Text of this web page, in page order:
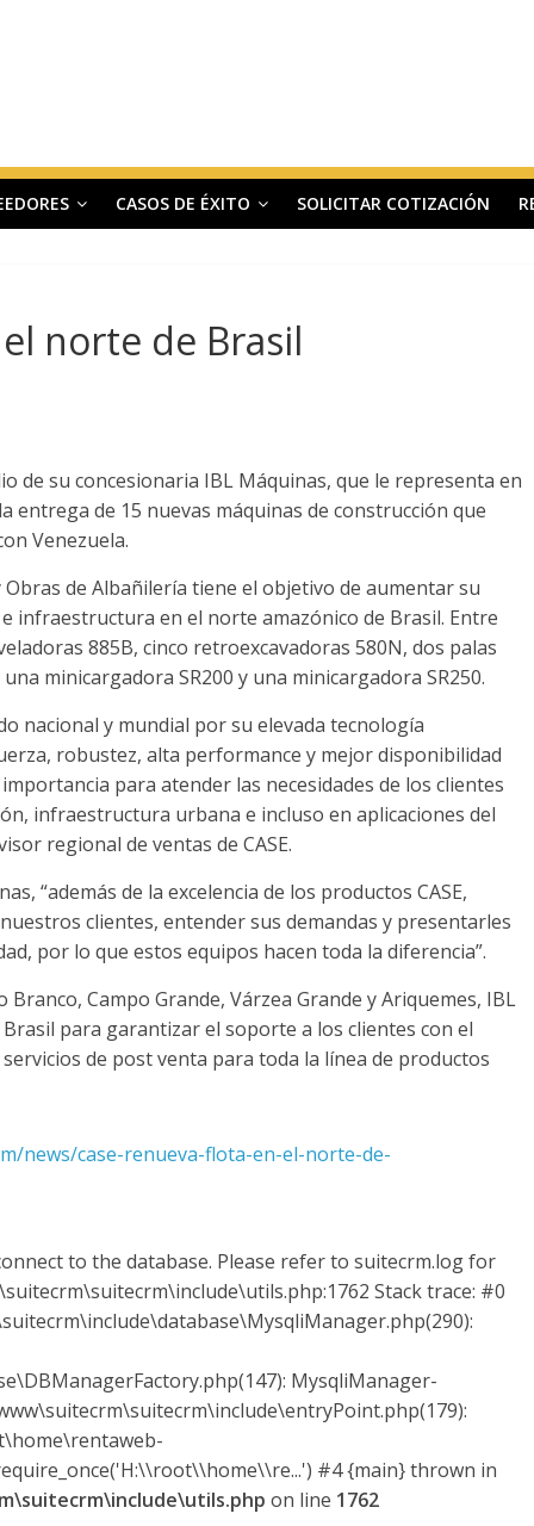
CASOS DE ÉXITO SOLICITAR COTIZACIÓN
norte de Brasil
de su concesionaria IBL Máquinas, que le representa en
entrega de 15 nuevas máquinas de construcción que
Venezuela.
Obras de Albañilería tiene el objetivo de aumentar su
infraestructura en el norte amazónico de Brasil. Entre
885B, cinco retroexcavadoras 580N, dos palas
minicargadora SR200 y una minicargadora SR250.
nacional y mundial por su elevada tecnología
robustez, alta performance y mejor disponibilidad
para atender las necesidades de los clientes
infraestructura urbana e incluso en aplicaciones del
regional de ventas de CASE.
“además de la excelencia de los productos CASE,
clientes, entender sus demandas y presentarles
por lo que estos equipos hacen toda la diferencia”.
Campo Grande, Várzea Grande y Ariquemes, IBL
para garantizar el soporte a los clientes con el
de post venta para toda la línea de productos
news/case-renueva-flota-en-el-norte-de-
to the database. Please refer to suitecrm.log for
Stack trace: #0
MysqliManager-
#4 {main} thrown in
on line 1762